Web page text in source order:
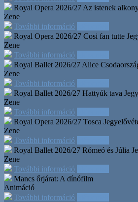
Royal Opera 2026/27 Az istenek
Zene
További információ
Royal Opera 2026/27 Cosi fan tutte
Zene
További információ
Royal Ballet 2026/27 Alice
Zene
További információ
Royal Ballet 2026/27 Hattyúk tava
Zene
További információ
Royal Opera 2026/27 Tosca
Zene
További információ
Royal Ballet 2026/27 Rómeó és Júlia
Zene
További információ
Mancs őrjárat: A dínófilm
Animáció
További információ